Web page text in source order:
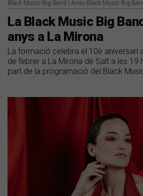
Black Music Big Band | Arxiu Black Music Big
La Black Music Big
anys a La Mirona
La formació celebra el 10è aniversari
de febrer a La Mirona de Salt a les 19
part de la programació del Black